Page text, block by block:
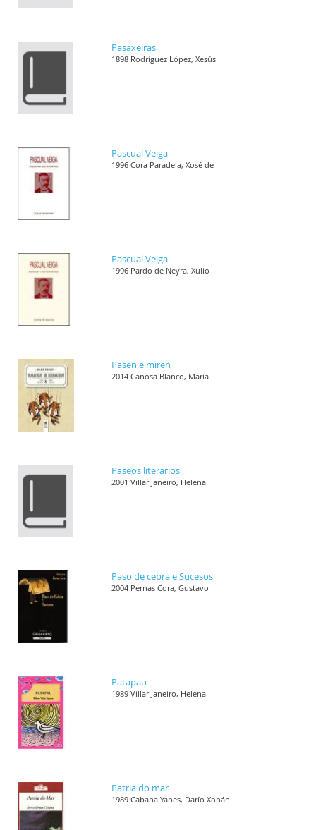
Pasaxeiras
1898 Rodríguez López, Xesús
Pascual Veiga
1996 Cora Paradela, Xosé de
Pascual Veiga
1996 Pardo de Neyra, Xulio
Pasen e miren
2014 Canosa Blanco, María
Paseos literarios
2001 Villar Janeiro, Helena
Paso de cebra e Sucesos
2004 Pernas Cora, Gustavo
Patapau
1989 Villar Janeiro, Helena
Patria do mar
1989 Cabana Yanes, Darío Xohán